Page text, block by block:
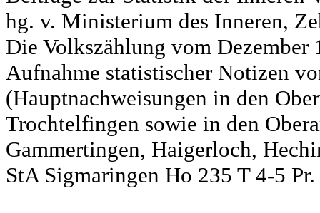
hg. v. Ministerium des Inneren,
Die Volkszählung vom
Aufnahme statistischer Notizen
(Hauptnachweisungen in den
Trochtelfingen sowie in den
Gammertingen, Haigerloch,
StA Sigmaringen Ho 235 T 4-5